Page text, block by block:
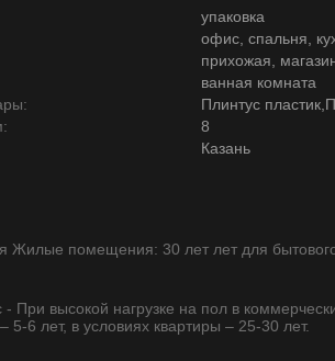
упаковка
офис, спальня,
прихожая,
ванная комната
Плинтус
8
Казань
Жилые помещения: 30 лет лет для
- При высокой нагрузке на пол в
5-6 лет, в условиях квартиры – 25-30 лет.